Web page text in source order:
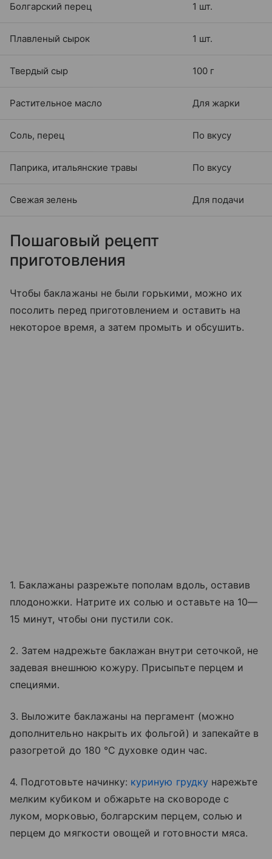
Болгарский перец 1 шт.
Плавленый сырок 1 шт.
Твердый сыр 100 г
Растительное масло Для жарки
Соль, перец По вкусу
Паприка, итальянские травы По вкусу
Свежая зелень Для подачи
Пошаговый рецепт
приготовления
Чтобы баклажаны не были горькими, можно их
посолить перед приготовлением и оставить на
некоторое время, а затем промыть и обсушить.
1. Баклажаны разрежьте пополам вдоль, оставив
плодоножки. Натрите их солью и оставьте на 10—
15 минут, чтобы они пустили сок.
2. Затем надрежьте баклажан внутри сеточкой, не
задевая внешнюю кожуру. Присыпьте перцем и
специями.
3. Выложите баклажаны на пергамент (можно
дополнительно накрыть их фольгой) и запекайте в
разогретой до 180 °C духовке один час.
4. Подготовьте начинку: куриную грудку нарежьте
мелким кубиком и обжарьте на сковороде с
луком, морковью, болгарским перцем, солью и
перцем до мягкости овощей и готовности мяса.